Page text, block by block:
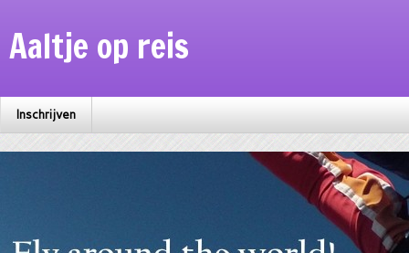
Aaltje op reis
Inschrijven